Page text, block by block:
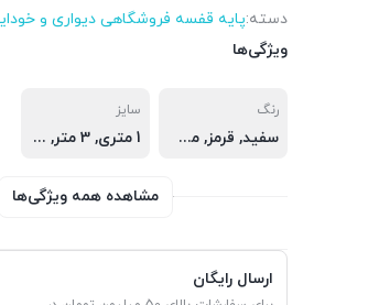
دسته:پایه قفسه فروشگاهی دیواری و
ویژگی‌ها
رنگ
سفید, قرمز, مشکی
سایز
1 متری, 3 متر, 2 متر, 1.5 متر, 2.5 متر
مشاهده همه ویژگی‌ها
ارسال رایگان